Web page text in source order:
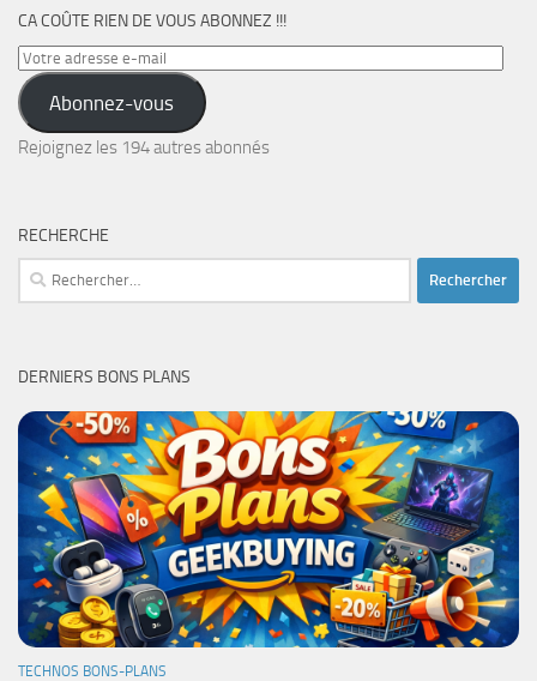
CA COÛTE RIEN DE VOUS ABONNEZ !!!
Votre
adresse
e-
mail
Abonnez-vous
Rejoignez les 194 autres abonnés
RECHERCHE
Rechercher :
DERNIERS BONS PLANS
TECHNOS BONS-PLANS